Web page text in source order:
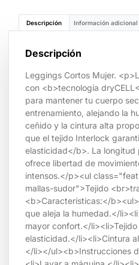
Descripción Información adicional
Descripción
Leggings Cortos Mujer.
con <b>tecnología
para mantener tu cuerpo
entrenamiento, alejando la
ceñido y la cintura alta
que el tejido Interlock
elasticidad</b>. La longitud
ofrece libertad de
intensos.</p><ul
mallas-sudor">Tejido
<b>Características:</
que aleja la humedad.</
mayor confort.</
elasticidad.</li><li>Cintura
</li></ul><b>Instrucciones